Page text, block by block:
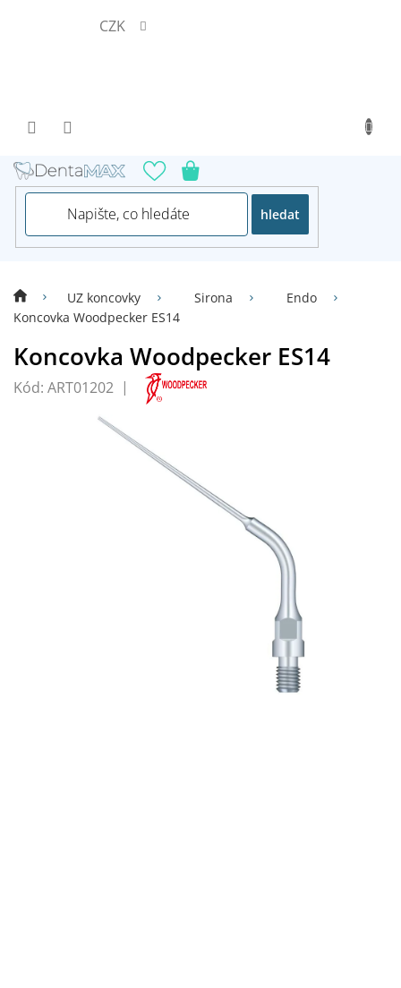
CZK
hledat
UZ koncovky Sirona
Endo
Koncovka Woodpecker ES14
Koncovka Woodpecker ES14
Kód: ART01202